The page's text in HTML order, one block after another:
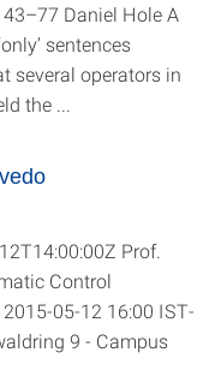
Daniel Hole A
sentences
several operators in
the ...
Prof.
Control
05-12 16:00 IST-
9 - Campus